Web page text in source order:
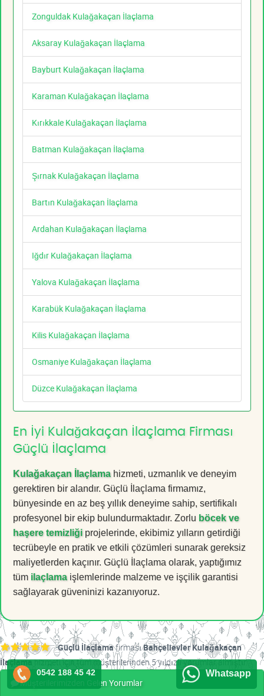
Zonguldak Kulağakaçan İlaçlama
Aksaray Kulağakaçan İlaçlama
Bayburt Kulağakaçan İlaçlama
Karaman Kulağakaçan İlaçlama
Kırıkkale Kulağakaçan İlaçlama
Batman Kulağakaçan İlaçlama
Şırnak Kulağakaçan İlaçlama
Bartın Kulağakaçan İlaçlama
Ardahan Kulağakaçan İlaçlama
Iğdır Kulağakaçan İlaçlama
Yalova Kulağakaçan İlaçlama
Karabük Kulağakaçan İlaçlama
Kilis Kulağakaçan İlaçlama
Osmaniye Kulağakaçan İlaçlama
Düzce Kulağakaçan İlaçlama
En İyi Kulağakaçan İlaçlama Firması
Güçlü İlaçlama
Kulağakaçan İlaçlamahizmeti, uzmanlık ve deneyim
gerektiren bir alandır. Güçlü İlaçlama firmamız,
bünyesinde en az beş yıllık deneyime sahip, sertifikalı
profesyonel bir ekip bulundurmaktadır. Zorlu böcek ve
haşere temizliği projelerinde, ekibimiz yılların getirdiği
tecrübeyle en pratik ve etkili çözümleri sunarak gereksiz
maliyetlerden kaçınır. Güçlü İlaçlama olarak, yaptığımız
tüm ilaçlamaişlemlerinde malzeme ve işçilik garantisi
sağlayarak güveninizi kazanıyoruz.
Güçlü İlaçlamafirmasıBahçelievler Kulağakaçan
İlaçlamahizmeti için tüm müşterilerinden 5 yıldızlı yorumlar almıştır.
Müşterilerimizden Gelen Yorumlar
0542 188 45 42 Whatsapp